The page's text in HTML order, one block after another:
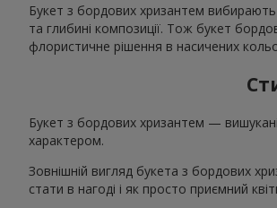
Букет з бордових хризантем вибирають
та глибині композиції. Тож букет
флористичне рішення в насичених
Букет з бордових хризантем —
характером.
Зовнішній вигляд букета з бордових
стати в нагоді і як просто приємний